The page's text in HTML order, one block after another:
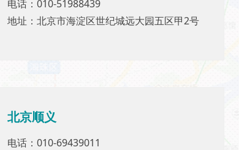
电话：010-51988439
地址：北京市海淀区世纪城远大园五区甲2号
电话：010-51988439
地址：北京市海淀区世纪城远大园五区甲2号
北京顺义
电话：010-69439011
北京顺义
电话：010-69439011